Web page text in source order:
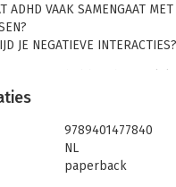
ADHD VAAK SAMENGAAT
JE NEGATIEVE INTERACTIES?
stelt hoge eisen waar
vragen leerlingen
verstoren zij soms de les.
klas geeft je, aan de hand
inzichten, een
9789401477840
NL
paperback